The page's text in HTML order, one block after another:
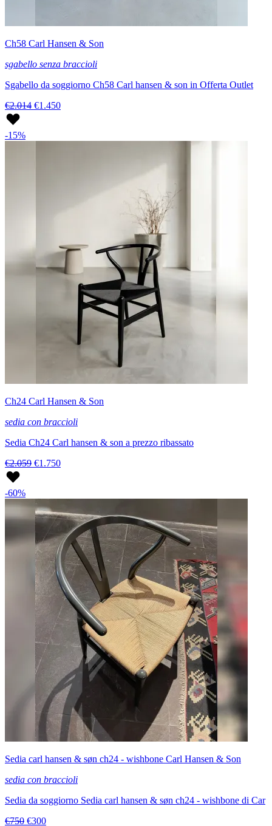
Ch58 Carl Hansen & Son
sgabello senza braccioli
Sgabello da soggiorno Ch58 Carl hansen & son in Offerta Outlet
€2.014 €1.450
-15%
Ch24 Carl Hansen & Son
sedia con braccioli
Sedia Ch24 Carl hansen & son a prezzo ribassato
€2.059 €1.750
-60%
Sedia carl hansen & søn ch24 - wishbone Carl Hansen & Son
sedia con braccioli
Sedia da soggiorno Sedia carl hansen & søn ch24 - wishbone di Car
€750 €300